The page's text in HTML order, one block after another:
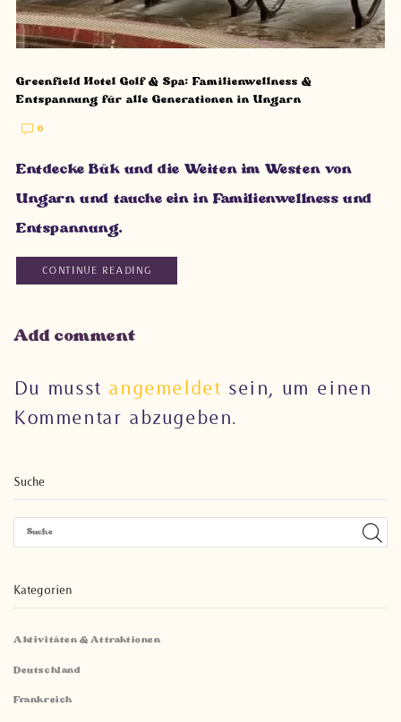
Greenfield Hotel Golf & Spa: Familienwellness &
Entspannung für alle Generationen in Ungarn
0
Entdecke Bük und die Weiten im Westen von
Ungarn und tauche ein in Familienwellness und
Entspannung.
CONTINUE READING
Add comment
Du musst angemeldet sein, um einen
Kommentar abzugeben.
Suche
Kategorien
Aktivitäten & Attraktionen
Deutschland
Frankreich